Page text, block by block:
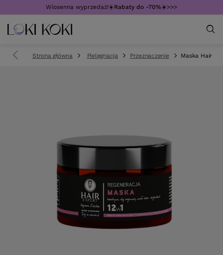
Wiosenna wyprzedaż!☀️Rabaty do -70%☀️>>>
Strona główna Pielęgnacja Przeznaczenie Maska Hair